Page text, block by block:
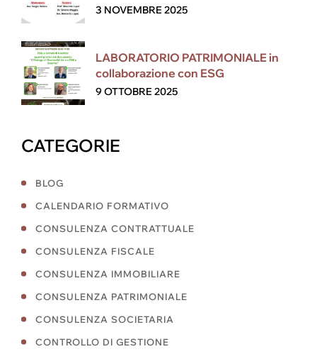
3 NOVEMBRE 2025
LABORATORIO PATRIMONIALE in
collaborazione con ESG
9 OTTOBRE 2025
CATEGORIE
BLOG
CALENDARIO FORMATIVO
CONSULENZA CONTRATTUALE
CONSULENZA FISCALE
CONSULENZA IMMOBILIARE
CONSULENZA PATRIMONIALE
CONSULENZA SOCIETARIA
CONTROLLO DI GESTIONE